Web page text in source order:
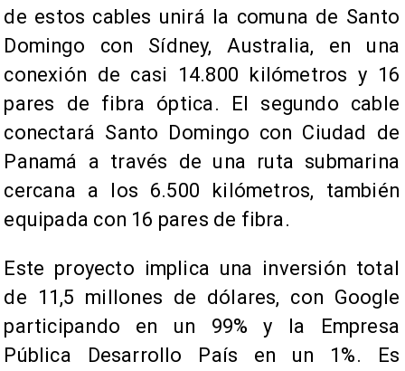
de estos cables unirá la comuna de Santo
Domingo con Sídney, Australia, en una
conexión de casi 14.800 kilómetros y 16
pares de fibra óptica. El segundo cable
conectará Santo Domingo con Ciudad de
Panamá a través de una ruta submarina
cercana a los 6.500 kilómetros, también
equipada con 16 pares de fibra.
Este proyecto implica una inversión total
de 11,5 millones de dólares, con Google
participando en un 99% y la Empresa
Pública Desarrollo País en un 1%. Es